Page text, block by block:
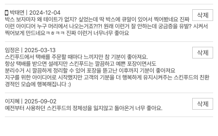
박태연 | 2024-12-04 삭제
박스 보자마자 왜 테이트가 없지? 싶었는데 딱 박스에 큐알이 있어서 찍어봤네요 진짜
이런 아이디어 누구 머리에서 나오는거죠?!?! 원래 이런거 잘 안하는데 궁금증을 유발? 시켜서
찍어보게 만드네요ㅋㅎㅋㅋ 진짜 이런거 너무너무 좋아요
임정은 | 2025-03-13 삭제
스킨푸드에서 택배를 주문할 때마다 느끼지만 참 기분이 좋아져요.
항상 택배를 받으면 설레지만 스킨푸드는 깔끔하고 예쁜 포장이면서도
분리수거 시 깔끔하게 정리할 수 있어 포장을 뜯고난 이후까지 기분이 좋아져요
지구를 위한 아이디어로 시작했지만 고객의 기분을 더 행복하게 유지시켜주는 스킨푸드의 친환
경적인 모습에 행복해집니다 :)
이지혜 | 2025-09-02 삭제
예전부터 사용하던 스킨푸드의 정체성을 잃지않고 돌아온거 너무 좋아요.